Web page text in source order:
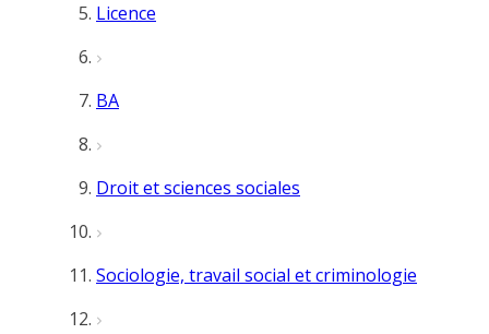
Licence
BA
Droit et sciences sociales
Sociologie, travail social et criminologie